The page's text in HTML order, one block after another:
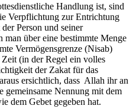
Handlung ist, sind
Verpflichtung zur Entrichtung
Person und seiner
über eine bestimmte Menge
Vermögensgrenze (Nisab)
Zeit (in der Regel ein volles
der Zakat für das
ersichtlich, dass Allah ihr an
gemeinsame Nennung mit dem
dem Gebet gegeben hat.